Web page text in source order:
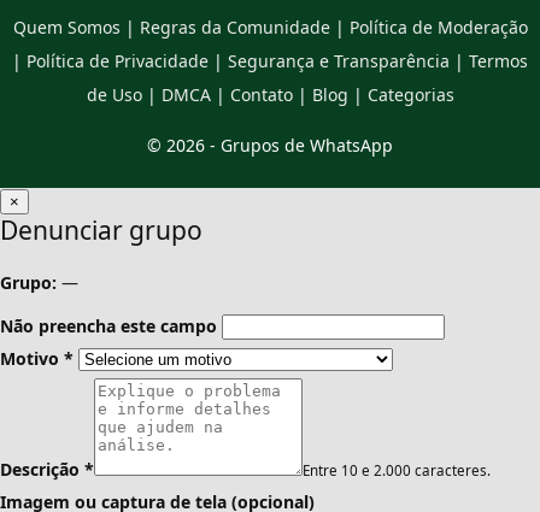
Quem Somos | Regras da Comunidade| Política de Moderação
| Política de Privacidade | Segurança e Transparência | Termos
de Uso| DMCA| Contato| Blog | Categorias
© 2026 - Grupos de WhatsApp
×
Denunciar grupo
Grupo: —
Não preencha este campo
Motivo *
Descrição * Entre 10 e 2.000 caracteres.
Imagem ou captura de tela (opcional)